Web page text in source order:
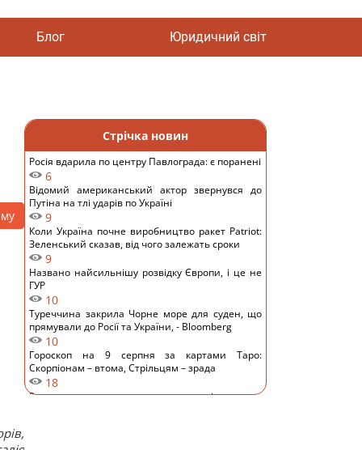
Блог Юридичний світ
Стрічка новин
Росія вдарила по центру Павлограда: є поранені
6
Відомий американський актор звернувся до
Путіна на тлі ударів по Україні
9
Коли Україна почне виробництво ракет Patriot:
Зеленський сказав, від чого залежать сроки
9
Названо найсильнішу розвідку Європи, і це не
ГУР
10
Туреччина закрила Чорне море для суден, що
прямували до Росії та України, - Bloomberg
10
Гороскоп на 9 серпня за картами Таро:
Скорпіонам – втома, Стрільцям – зрада
18
9 серпня: церковне свято сьогодні, про що